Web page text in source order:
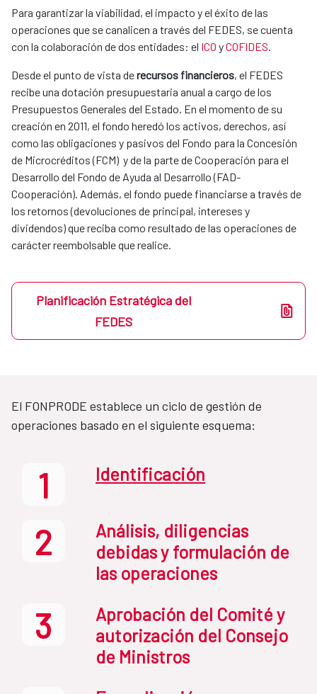
Para garantizar la viabilidad, el impacto y el éxito de las
operaciones que se canalicen a través del FEDES, se cuenta
con la colaboración de dos entidades: el ICO yCOFIDES.
Desde el punto de vista derecursos financieros, el FEDES
recibe una dotación presupuestaria anual a cargo de los
Presupuestos Generales del Estado. En el momento de su
creación en 2011, el fondo heredó los activos, derechos, así
como las obligaciones y pasivos del Fondo para la Concesión
de Microcréditos (FCM) y de la parte de Cooperación para el
Desarrollo del Fondo de Ayuda al Desarrollo (FAD-
Cooperación). Además, el fondo puede financiarse a través de
los retornos (devoluciones de principal, intereses y
dividendos) que reciba como resultado de las operaciones de
carácter reembolsable que realice.
Planificación Estratégica del
FEDES
El FONPRODE establece un ciclo de gestión de
operaciones basado en el siguiente esquema:
1 Identificación
2
Análisis, diligencias
debidas y formulación de
las operaciones
3
Aprobación del Comité y
autorización del Consejo
de Ministros